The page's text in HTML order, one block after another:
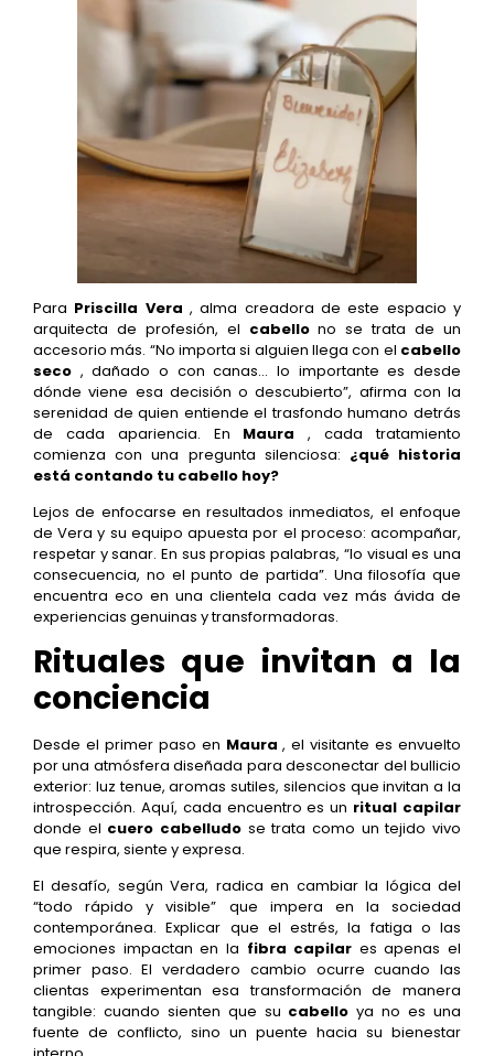
Para Priscilla Vera , alma creadora de este espacio y
arquitecta de profesión, el cabellono se trata de un
accesorio más. “No importa si alguien llega con el cabello
seco , dañado o con canas… lo importante es desde
dónde viene esa decisión o descubierto”, afirma con la
serenidad de quien entiende el trasfondo humano detrás
de cada apariencia. En Maura , cada tratamiento
comienza con una pregunta silenciosa: ¿qué historia
está contando tu cabello hoy?
Lejos de enfocarse en resultados inmediatos, el enfoque
de Vera y su equipo apuesta por el proceso: acompañar,
respetar y sanar. En sus propias palabras, “lo visual es una
consecuencia, no el punto de partida”. Una filosofía que
encuentra eco en una clientela cada vez más ávida de
experiencias genuinas y transformadoras.
Rituales que invitan a la
conciencia
Desde el primer paso en Maura , el visitante es envuelto
por una atmósfera diseñada para desconectar del bullicio
exterior: luz tenue, aromas sutiles, silencios que invitan a la
introspección. Aquí, cada encuentro es un ritual capilar
donde el cuero cabelludo se trata como un tejido vivo
que respira, siente y expresa.
El desafío, según Vera, radica en cambiar la lógica del
“todo rápido y visible” que impera en la sociedad
contemporánea. Explicar que el estrés, la fatiga o las
emociones impactan en la fibra capilar es apenas el
primer paso. El verdadero cambio ocurre cuando las
clientas experimentan esa transformación de manera
tangible: cuando sienten que su cabello ya no es una
fuente de conflicto, sino un puente hacia su bienestar